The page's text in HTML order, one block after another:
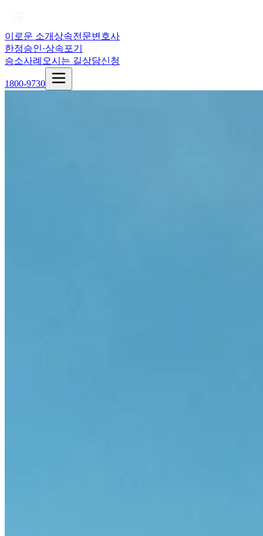
이로운 소개상속전문변호사
한정승인·상속포기
승소사례 오시는 길상담신청
1800-9730